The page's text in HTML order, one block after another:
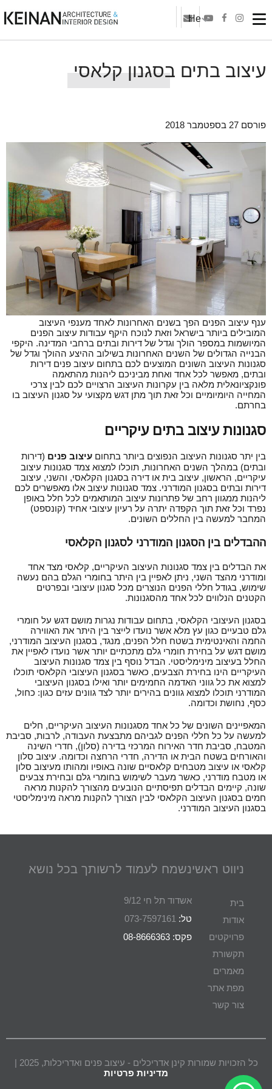
He
עיצוב בתים בסגנון קלאסי
פורסם 27 בספטמבר 2018
ענף עיצוב הפנים הפך בשנים האחרונות לאחד מענפי העיצוב
המובילים ביותר בישראל וזאת לנוכח היקף עבודות עיצוב הפנים
המיושמות במספר הולך וגדל של דירות ובתים ברחבי המדינה. היקפי
הבנייה הגדולים של השנים האחרונות בשילוב ההיצע ההולך וגדל של
סגנונות העיצוב השונים המוצעים לכם בתחום עיצוב פנים דירות
ובתים, מאפשר לכל אחד ואחת מביניכם ליהנות מהתאמה
פונקציונאלית מלאה בין עקרונות העיצוב הרצויים לכם לבין צרכי
המחייה היומיומיים וכל זאת תוך מתן דגש מקצועי על סגנון העיצוב בו
בחרתם.
סגנונות עיצוב בתים עיקריים
בין יתר סגנונות העיצוב הנפוצים ביותר בתחום עיצוב פנים (דירות
ובתים) במהלך השנים האחרונות, תוכלו למצוא צמד סגנונות עיצוב
עיקריים, הראשון, עיצוב בית או דירה בסגנון הקלאסי, והשני, עיצוב
דירות ובתים בסגנון המודרני. צמד סגנונות עיצוב אלו מאפשרים לכם
ליהנות ממגוון רחב של פתרונות עיצוב המותאמים לכל חלל באופן
נפרד וכל זאת תוך הקפדה יתרה על רעיון עיצובי אחיד (קונספט)
המחבר למעשה בין החללים השונים.
ההבדלים בין הסגנון המודרני לסגנון הקלאסי
את הבדלים בין צמד סגנונות העיצוב העיקריים, קלאסי מצד אחד
ומודרני מהצד השני, ניתן לאפיין בין היתר בחומרי הגלם בהם נעשה
שימוש, בגודל חללי הפנים הנוצרים מכל סגנון עיצובי ובפרטים
הקטנים הנלווים לכל אחד מהסגנונות.
בסגנון העיצובי הקלאסי, בתחום עבודות נגרות מושם דגש על חומרי
גלם טבעיים כגון עץ מלא אשר נועדו לייצר בין היתר את האווירה
החמה והאינטימית בשטח חלל הפנים, מנגד, בסגנון העיצוב המודרני,
מושם דגש על בחירת חומרי גלם מתכתיים יותר אשר נועדו לאפיין את
החלל בעיצוב מינימליסטי. הבדל נוסף בין צמד סגנונות העיצוב
העיקריים הינו בחירת הצבעים, כאשר בסגנון העיצובי הקלאסי תוכלו
למצוא את כל גווני האדמה החמימים יותר ואילו בסגנון העיצובי
המודרני תוכלו למצוא גוונים בהירים יותר לצד גוונים עזים כגון: כחול,
כסף, נחושת וכדומה.
המאפיינים השונים של כל אחד מסגנונות העיצוב העיקריים, חלים
למעשה על כל חללי הפנים לגביהם מתבצעת העבודה, לרבות, סביבת
המטבח, סביבת חדר האירוח המרכזי בדירה (סלון), חדרי השינה
והאורחים בשטח הבית או הדירה, חדרי הרחצה וכדומה. עיצוב סלון
קלאסי או עיצוב מטבחים קלאסיים שונה באופיו ומהותו מעיצוב סלון
או מטבח מודרני, כאשר מעבר לשימוש בחומרי גלם ובחירת צבעים
שונה, קיימים הבדלים תפיסתיים הנובעים מהצורך להקנות מראה
חמים בסגנון העיצוב הקלאסי לבין הצורך להקנות מראה מינימליסטי
בסגנון העיצוב המודרני.
ניווט ראשי
בית
אודות
פרויקטים
תקשורת
מאמרים
מפת אתר
צור קשר
נשמח לעמוד לרשותך בכל נושא
אשדוד תל חי 9/12
טל: 073-7597161
פקס: 08-8666363
כל הזכויות שמורות קינן אדריכלים - עיצוב פנים ואדריכלות, 2025 |
מדיניות פרטיות